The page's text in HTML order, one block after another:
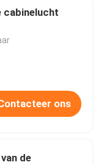
cabinelucht
ons
de